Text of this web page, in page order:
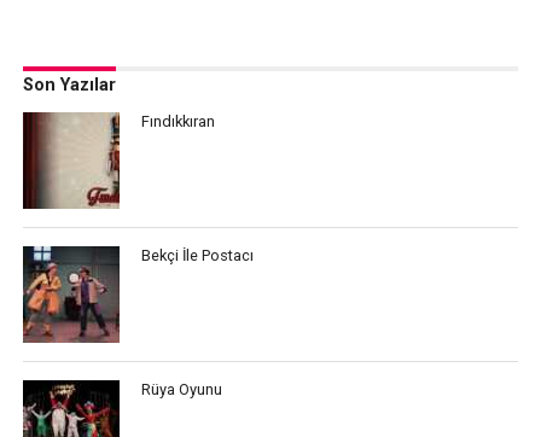
Son Yazılar
Fındıkkıran
Bekçi İle Postacı
Rüya Oyunu